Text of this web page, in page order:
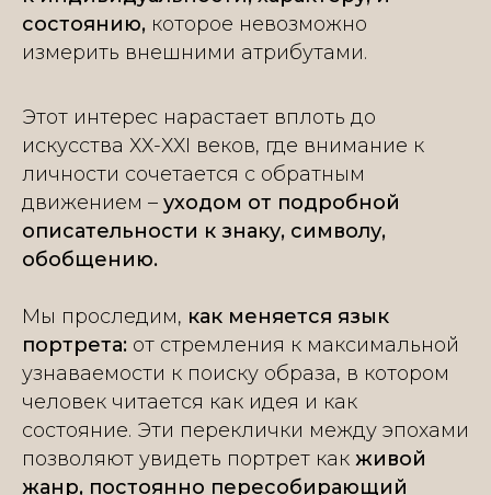
состоянию, которое невозможно
измерить внешними атрибутами.
Этот интерес нарастает вплоть до
искусства ХХ-ХХI веков, где внимание к
личности сочетается с обратным
движением – уходом от подробной
описательности к знаку, символу,
обобщению.
Мы проследим, как меняется язык
портрета: от стремления к максимальной
узнаваемости к поиску образа, в котором
человек читается как идея и как
состояние. Эти переклички между эпохами
позволяют увидеть портрет как живой
жанр, постоянно пересобирающий